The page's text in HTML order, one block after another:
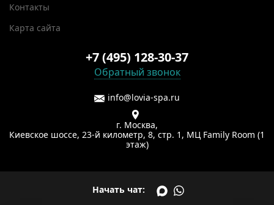
Контакты
Карта сайта
+7 (495) 128-30-37
Обратный звонок
info@lovia-spa.ru
г. Москва,
Киевское шоссе, 23-й километр, 8, стр. 1, МЦ Family Room (1
этаж)
Начать чат: